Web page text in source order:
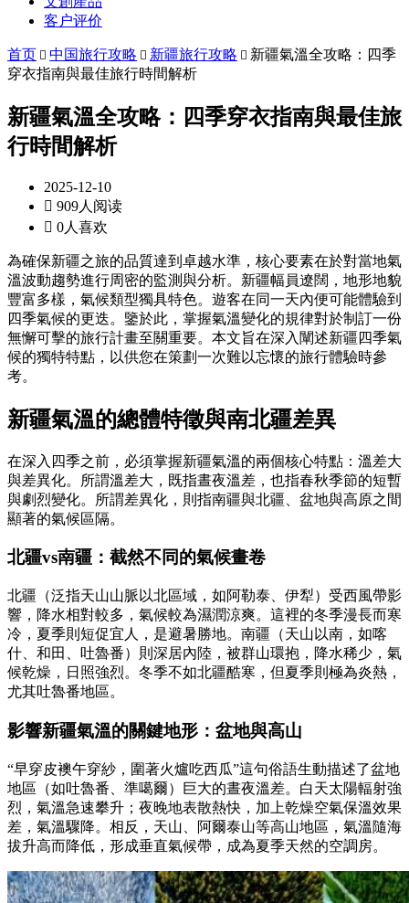
客户评价
首页  中国旅行攻略  新疆旅行攻略  新疆氣溫全攻略：四季
穿衣指南與最佳旅行時間解析
新疆氣溫全攻略：四季穿衣指南與最佳旅
行時間解析
2025-12-10
 909人阅读
 0人喜欢
為確保新疆之旅的品質達到卓越水準，核心要素在於對當地氣
溫波動趨勢進行周密的監測與分析。新疆幅員遼闊，地形地貌
豐富多樣，氣候類型獨具特色。遊客在同一天內便可能體驗到
四季氣候的更迭。鑒於此，掌握氣溫變化的規律對於制訂一份
無懈可擊的旅行計畫至關重要。本文旨在深入闡述新疆四季氣
候的獨特特點，以供您在策劃一次難以忘懷的旅行體驗時參
考。
新疆氣溫的總體特徵與南北疆差異
在深入四季之前，必須掌握新疆氣溫的兩個核心特點：溫差大
與差異化。所謂溫差大，既指晝夜溫差，也指春秋季節的短暫
與劇烈變化。所謂差異化，則指南疆與北疆、盆地與高原之間
顯著的氣候區隔。
北疆vs南疆：截然不同的氣候畫卷
北疆（泛指天山山脈以北區域，如阿勒泰、伊犁）受西風帶影
響，降水相對較多，氣候較為濕潤涼爽。這裡的冬季漫長而寒
冷，夏季則短促宜人，是避暑勝地。南疆（天山以南，如喀
什、和田、吐魯番）則深居內陸，被群山環抱，降水稀少，氣
候乾燥，日照強烈。冬季不如北疆酷寒，但夏季則極為炎熱，
尤其吐魯番地區。
影響新疆氣溫的關鍵地形：盆地與高山
“早穿皮襖午穿紗，圍著火爐吃西瓜”這句俗語生動描述了盆地
地區（如吐魯番、準噶爾）巨大的晝夜溫差。白天太陽輻射強
烈，氣溫急速攀升；夜晚地表散熱快，加上乾燥空氣保溫效果
差，氣溫驟降。相反，天山、阿爾泰山等高山地區，氣溫隨海
拔升高而降低，形成垂直氣候帶，成為夏季天然的空調房。